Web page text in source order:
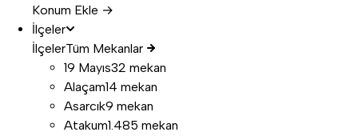
Konum Ekle →
İlçeler
İlçelerTüm Mekanlar
19 Mayıs32 mekan
Alaçam14 mekan
Asarcık9 mekan
Atakum1.485 mekan